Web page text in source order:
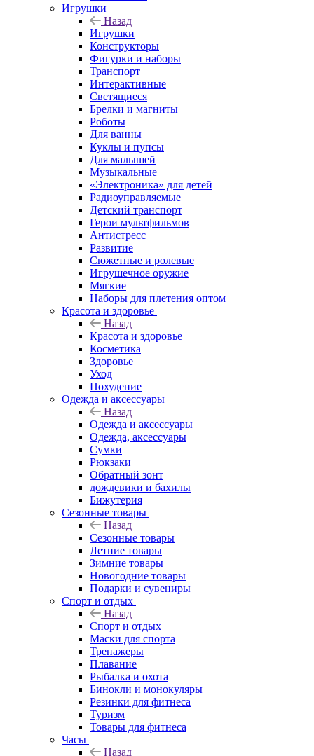
Игрушки
Назад
Игрушки
Конструкторы
Фигурки и наборы
Транспорт
Интерактивные
Светящиеся
Брелки и магниты
Роботы
Для ванны
Куклы и пупсы
Для малышей
Музыкальные
«Электроника» для детей
Радиоуправляемые
Детский транспорт
Герои мультфильмов
Антистресс
Развитие
Сюжетные и ролевые
Игрушечное оружие
Мягкие
Наборы для плетения оптом
Красота и здоровье
Назад
Красота и здоровье
Косметика
Здоровье
Уход
Похудение
Одежда и аксессуары
Назад
Одежда и аксессуары
Одежда, аксессуары
Сумки
Рюкзаки
Обратный зонт
дождевики и бахилы
Бижутерия
Сезонные товары
Назад
Сезонные товары
Летние товары
Зимние товары
Новогодние товары
Подарки и сувениры
Спорт и отдых
Назад
Спорт и отдых
Маски для спорта
Тренажеры
Плавание
Рыбалка и охота
Бинокли и монокуляры
Резинки для фитнеса
Туризм
Товары для фитнеса
Часы
Назад